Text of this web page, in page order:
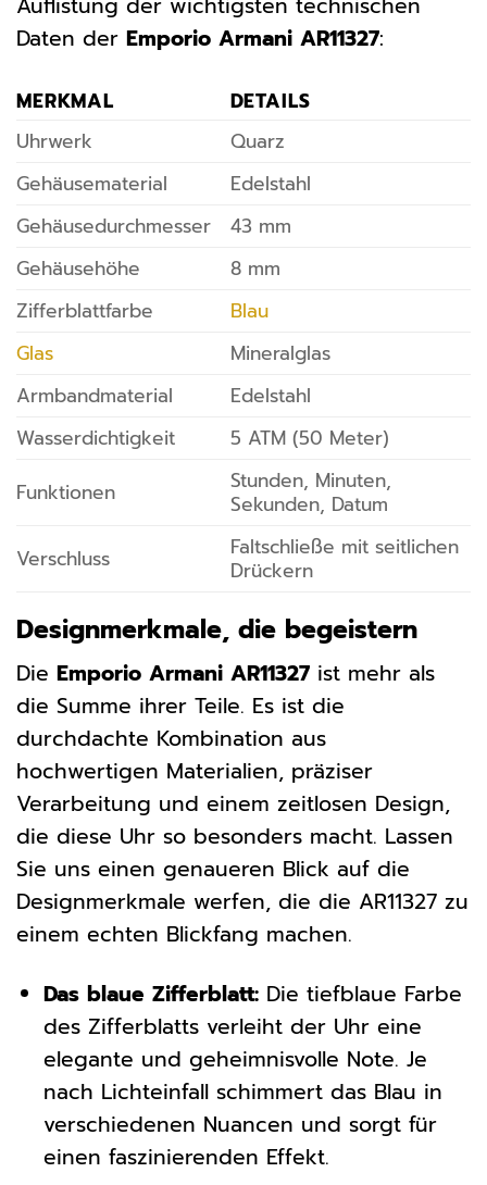
Auflistung der wichtigsten technischen
Daten der Emporio Armani AR11327:
MERKMAL
DETAILS
Uhrwerk
Quarz
Gehäusematerial
Edelstahl
Gehäusedurchmesser
43 mm
Gehäusehöhe
8 mm
Zifferblattfarbe
Blau
Glas
Mineralglas
Armbandmaterial
Edelstahl
Wasserdichtigkeit
5 ATM (50 Meter)
Funktionen
Stunden, Minuten,
Sekunden, Datum
Verschluss
Faltschließe mit seitlichen
Drückern
Designmerkmale, die begeistern
Die Emporio Armani AR11327 ist mehr als
die Summe ihrer Teile. Es ist die
durchdachte Kombination aus
hochwertigen Materialien, präziser
Verarbeitung und einem zeitlosen Design,
die diese Uhr so besonders macht. Lassen
Sie uns einen genaueren Blick auf die
Designmerkmale werfen, die die AR11327 zu
einem echten Blickfang machen.
Das blaue Zifferblatt:Die tiefblaue Farbe
des Zifferblatts verleiht der Uhr eine
elegante und geheimnisvolle Note. Je
nach Lichteinfall schimmert das Blau in
verschiedenen Nuancen und sorgt für
einen faszinierenden Effekt.